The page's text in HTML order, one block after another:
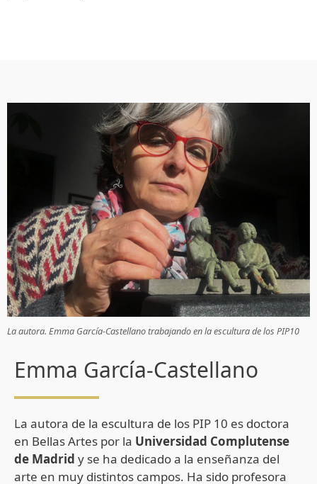
La autora. Emma García-Castellano trabajando en la escultura de los PIP10
Emma García-Castellano
La autora de la escultura de los PIP 10 es doctora
en Bellas Artes por la Universidad Complutense
de Madrid y se ha dedicado a la enseñanza del
arte en muy distintos campos. Ha sido profesora